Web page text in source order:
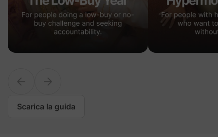
Scarica la guida